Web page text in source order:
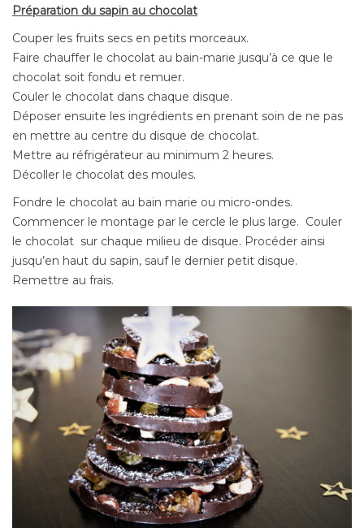
Préparation du sapin au chocolat
Couper les fruits secs en petits morceaux.
Faire chauffer le chocolat au bain-marie jusqu’à ce que le
chocolat soit fondu et remuer.
Couler le chocolat dans chaque disque.
Déposer ensuite les ingrédients en prenant soin de ne pas
en mettre au centre du disque de chocolat.
Mettre au réfrigérateur au minimum 2 heures.
Décoller le chocolat des moules.
Fondre le chocolat au bain marie ou micro-ondes.
Commencer le montage par le cercle le plus large. Couler
le chocolat sur chaque milieu de disque. Procéder ainsi
jusqu’en haut du sapin, sauf le dernier petit disque.
Remettre au frais.